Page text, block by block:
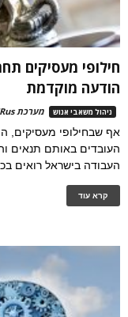
חילופי מעסיקים
הודעה מוקדמת
ניהול משאבי אנוש מערכת HRus
אף שבחילופי מעסיקים,
העובדים באותם תנאים
העבודה בישראל רואים
קרא עוד